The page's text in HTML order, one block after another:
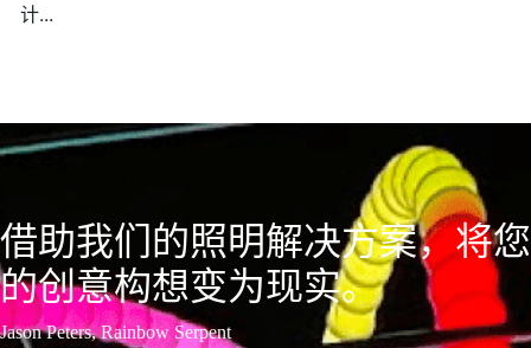
计...
借助我们的照明解决方案，将您
的创意构想变为现实。
Jason Peters, Rainbow Serpent